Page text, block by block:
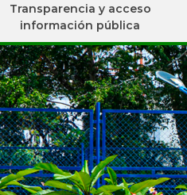
Transparencia y acceso
información pública